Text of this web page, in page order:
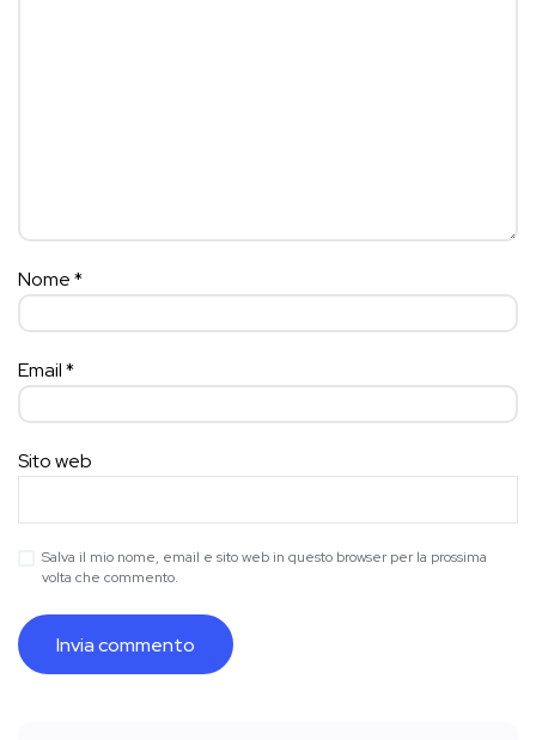
Nome*
Email*
Sito web
Salva il mio nome, email e sito web in questo browser per la prossima
volta che commento.